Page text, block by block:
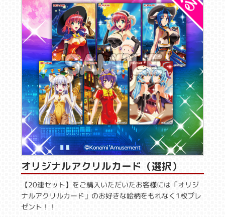
オリジナルアクリルカード（選択）
【20連セット】をご購入いただいたお客様には「オリジ
ナルアクリルカード」のお好きな絵柄をもれなく1枚プレ
ゼント！！